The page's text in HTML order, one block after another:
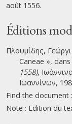
août 1556.
Éditions
Πλουμίδης,
Caneae », dans
1558),
Ιωαννίνων,
Find the document :
Note : Edition du